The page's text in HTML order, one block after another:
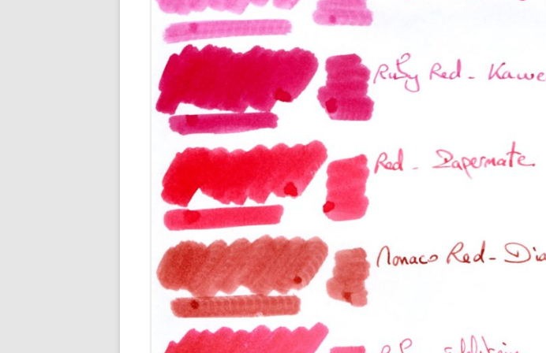
ENCRES MARRONS
ENCRES ORANGES
ENCRES ROSES
ENCRES ROUGES
ENCRES VERTES
ENCRES VIOLETTES
CONWAY STEWART
DELTA
EDELSTEIN
GRAF VON FABER-CASTELL